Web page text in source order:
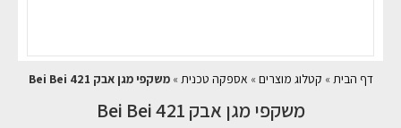
דף הבית » קטלוג מוצרים » אספקה טכנית »משקפי מגן אבק 421 Bei Bei
משקפי מגן אבק 421 Bei Bei